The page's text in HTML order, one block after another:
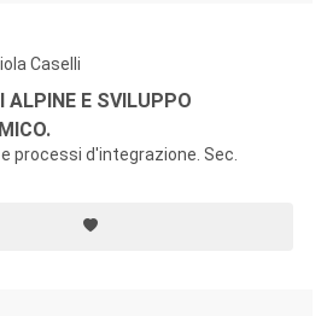
Caselli
ALPINE E SVILUPPO
processi d'integrazione. Sec.